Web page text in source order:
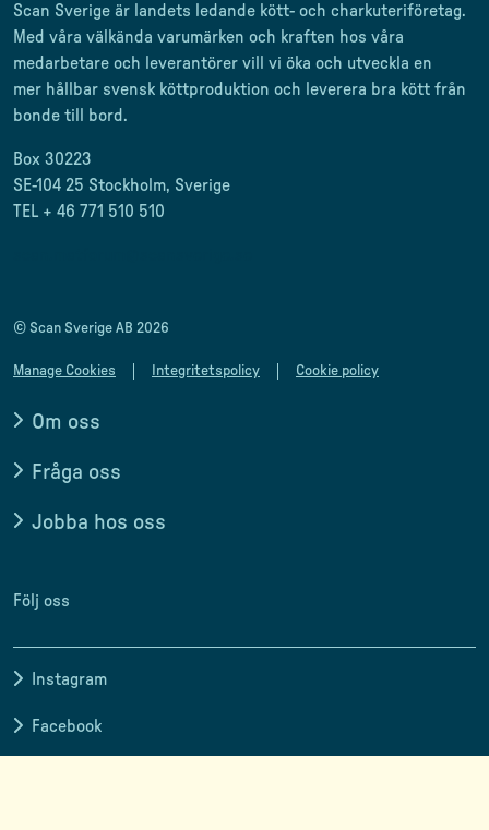
Scan Sverige är landets ledande kött- och charkuteriföretag.
Med våra välkända varumärken och kraften hos våra
medarbetare och leverantörer vill vi öka och utveckla en
mer hållbar svensk köttproduktion och leverera bra kött från
bonde till
bord.
Box 30223
SE-104 25 Stockholm, Sverige
TEL + 46 771 510 510
© Scan Sverige AB 2026
Manage Cookies Integritetspolicy Cookie policy
Om oss
Fråga oss
Jobba hos oss
Följ oss
Instagram
Facebook